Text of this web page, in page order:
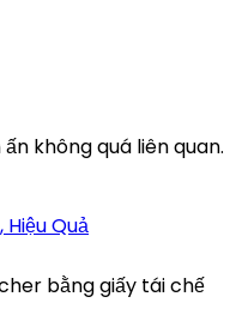
không quá liên quan.
Hiệu Quả